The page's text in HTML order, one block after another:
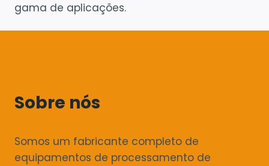
gama de aplicações.
Sobre nós
Somos um fabricante completo de
equipamentos de processamento de